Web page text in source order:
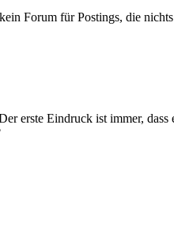
Forum für Postings, die
erste Eindruck ist immer, dass